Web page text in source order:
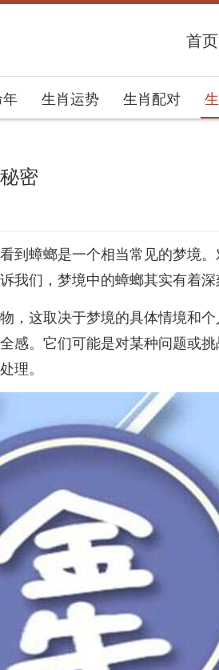
首页
生肖运势 生肖配对
密
到蟑螂是一个相当常见的梦境
们，梦境中的蟑螂其实有着深
这取决于梦境的具体情境和个
感。它们可能是对某种问题或
理。